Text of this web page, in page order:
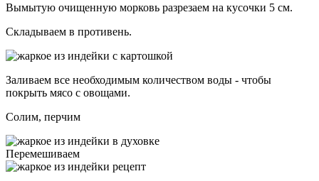
Вымытую очищенную морковь разрезаем на кусочки 5 см.
Складываем в противень.
Заливаем все необходимым количеством воды - чтобы
покрыть мясо с овощами.
Солим, перчим
Перемешиваем